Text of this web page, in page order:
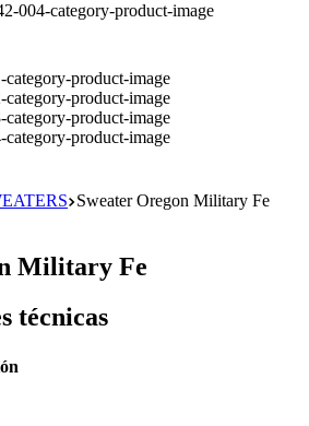
Sweater Oregon Military Fe
Military Fe
técnicas